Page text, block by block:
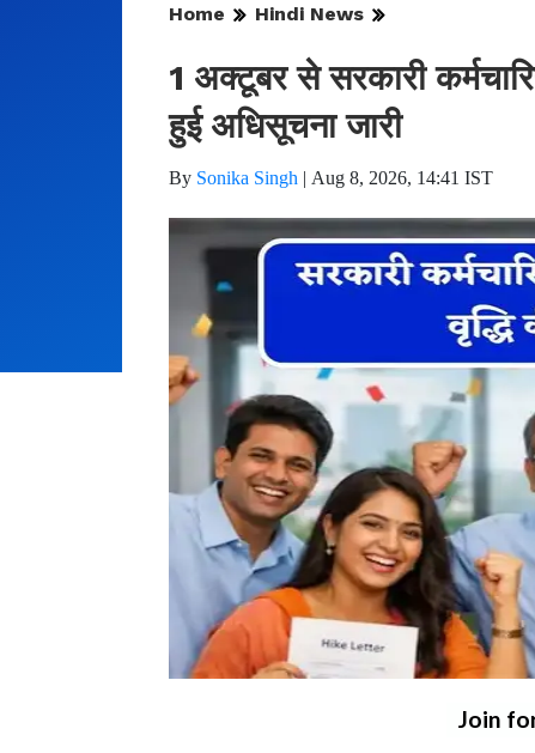
Home Hindi News
1 अक्टूबर से सरकारी
हुई अधिसूचना जारी
By Sonika Singh | Aug 8, 2026, 14:41 IST
Join